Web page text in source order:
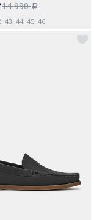
14 990a
43, 44, 45, 46